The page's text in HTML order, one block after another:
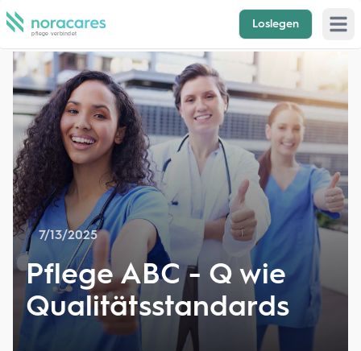
Loslegen Open
7/13/2025
Pflege ABC - Q wie
Qualitätsstandards